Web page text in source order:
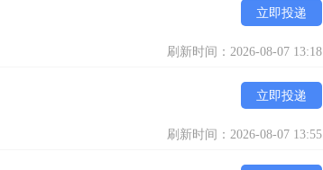
立即投递
刷新时间：2026-08-07 13:18
立即投递
刷新时间：2026-08-07 13:55